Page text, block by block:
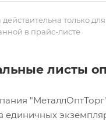
только
в прайс-листе
листы
единичных